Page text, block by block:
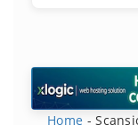
Home -